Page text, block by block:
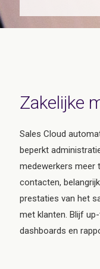
Zakelijke
Sales Cloud
beperkt
medewerkers meer
contacten,
prestaties van het
met klanten. Blijf
dashboards en